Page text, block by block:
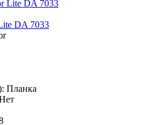
DA 7033
Планка